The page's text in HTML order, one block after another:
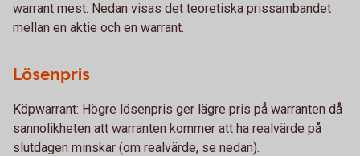
warrant mest. Nedan visas det teoretiska prissambandet
mellan en aktie och en warrant.
Lösenpris
Köpwarrant: Högre lösenpris ger lägre pris på warranten då
sannolikheten att warranten kommer att ha realvärde på
slutdagen minskar (om realvärde, se nedan).